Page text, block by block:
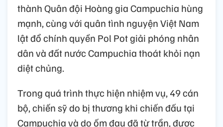
thành Quân đội Hoàng gia Campuchia hùng
mạnh, cùng với quân tình nguyện Việt Nam
lật đổ chính quyền Pol Pot giải phóng nhân
dân và đất nước Campuchia thoát khỏi nạn
diệt chủng.
Trong quá trình thực hiện nhiệm vụ, 49 cán
bộ, chiến sỹ do bị thương khi chiến đấu tại
Campuchia và do ốm đau đã từ trần, được